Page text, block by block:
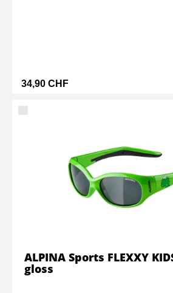
34,90 CHF
ALPINA Sports FLEXXY
gloss